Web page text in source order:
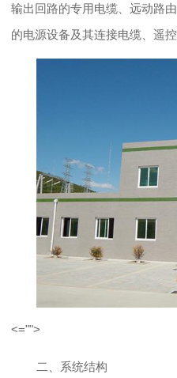
输出回路的专用电缆、远动路
的电源设备及其连接电缆、遥
<="">
二、 系统结构